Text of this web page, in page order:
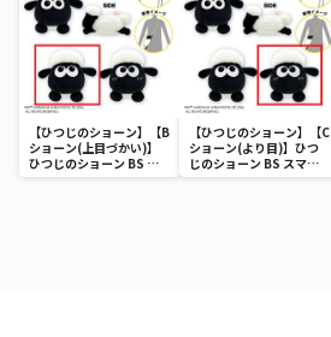
【ひつじのショーン】【B
ショーン(上目づかい)】
ひつじのショーン BS ス
マホショーンルダー
【ひつじのショーン】【C
ショーン(より目)】ひつ
じのショーン BS スマホ
ショーンルダー